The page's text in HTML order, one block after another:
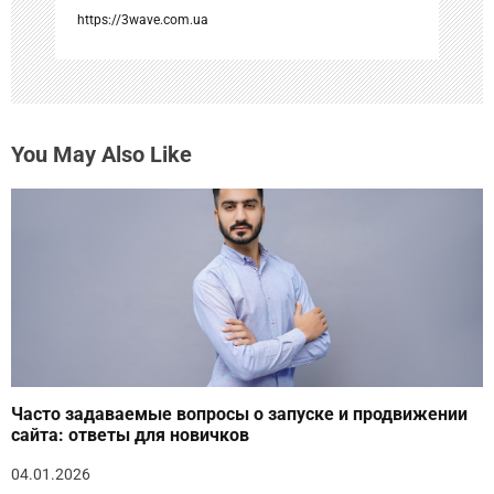
я
м
https://3wave.com.ua
You May Also Like
Часто задаваемые вопросы о запуске и продвижении
сайта: ответы для новичков
04.01.2026